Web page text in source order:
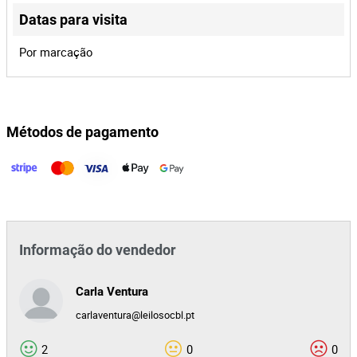
Leilão Eletrónico
Máquina de Recobrimento
36,00 €
Portugal
Datas para visita
Por marcação
Métodos de pagamento
Informação do vendedor
Carla Ventura
carlaventura@leilosocbl.pt
2 0 0